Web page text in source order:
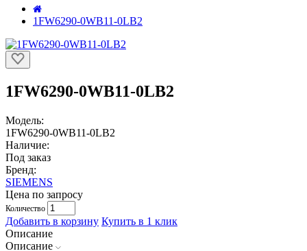
1FW6290-0WB11-0LB2
1FW6290-0WB11-0LB2
Модель:
1FW6290-0WB11-0LB2
Наличие:
Под заказ
Бренд:
SIEMENS
Цена по запросу
Количество
Добавить в корзину Купить в 1 клик
Описание
Описание